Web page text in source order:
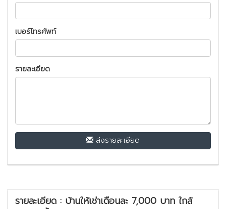
เบอร์โทรศัพท์
รายละเอียด
ส่งรายละเอียด
รายละเอียด : บ้านให้เช่าเดือนละ 7,000 บาท ใกล้